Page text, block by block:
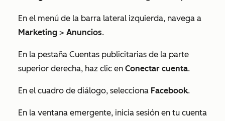
En el menú de la barra lateral izquierda, navega a
Marketing > Anuncios.
En la pestaña Cuentas publicitarias de la parte
superior derecha, haz clic en Conectar cuenta.
En el cuadro de diálogo, selecciona Facebook.
En la ventana emergente, inicia sesión en tu cuenta